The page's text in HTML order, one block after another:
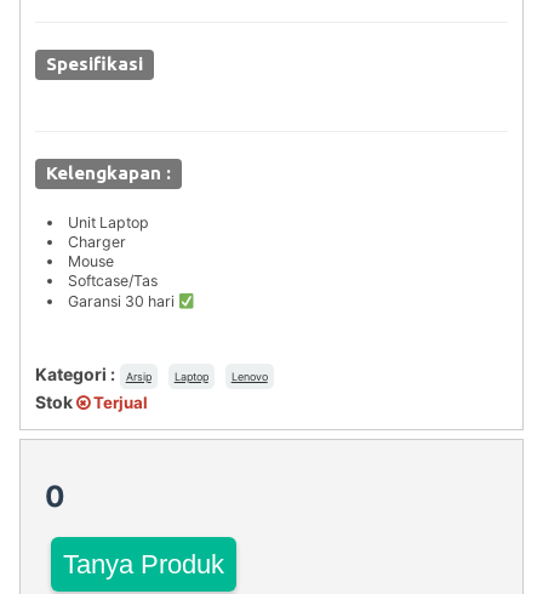
Spesifikasi
Kelengkapan :
Unit Laptop
Charger
Mouse
Softcase/Tas
Garansi 30 hari
Kategori : Arsip Laptop Lenovo
Stok Terjual
0
Tanya Produk